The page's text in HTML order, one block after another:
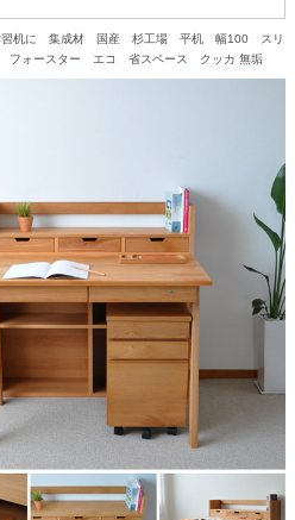
習机に 集成材 国産 杉工場 平机 幅100 スリ
ォースター エコ 省スペース クッカ 無垢